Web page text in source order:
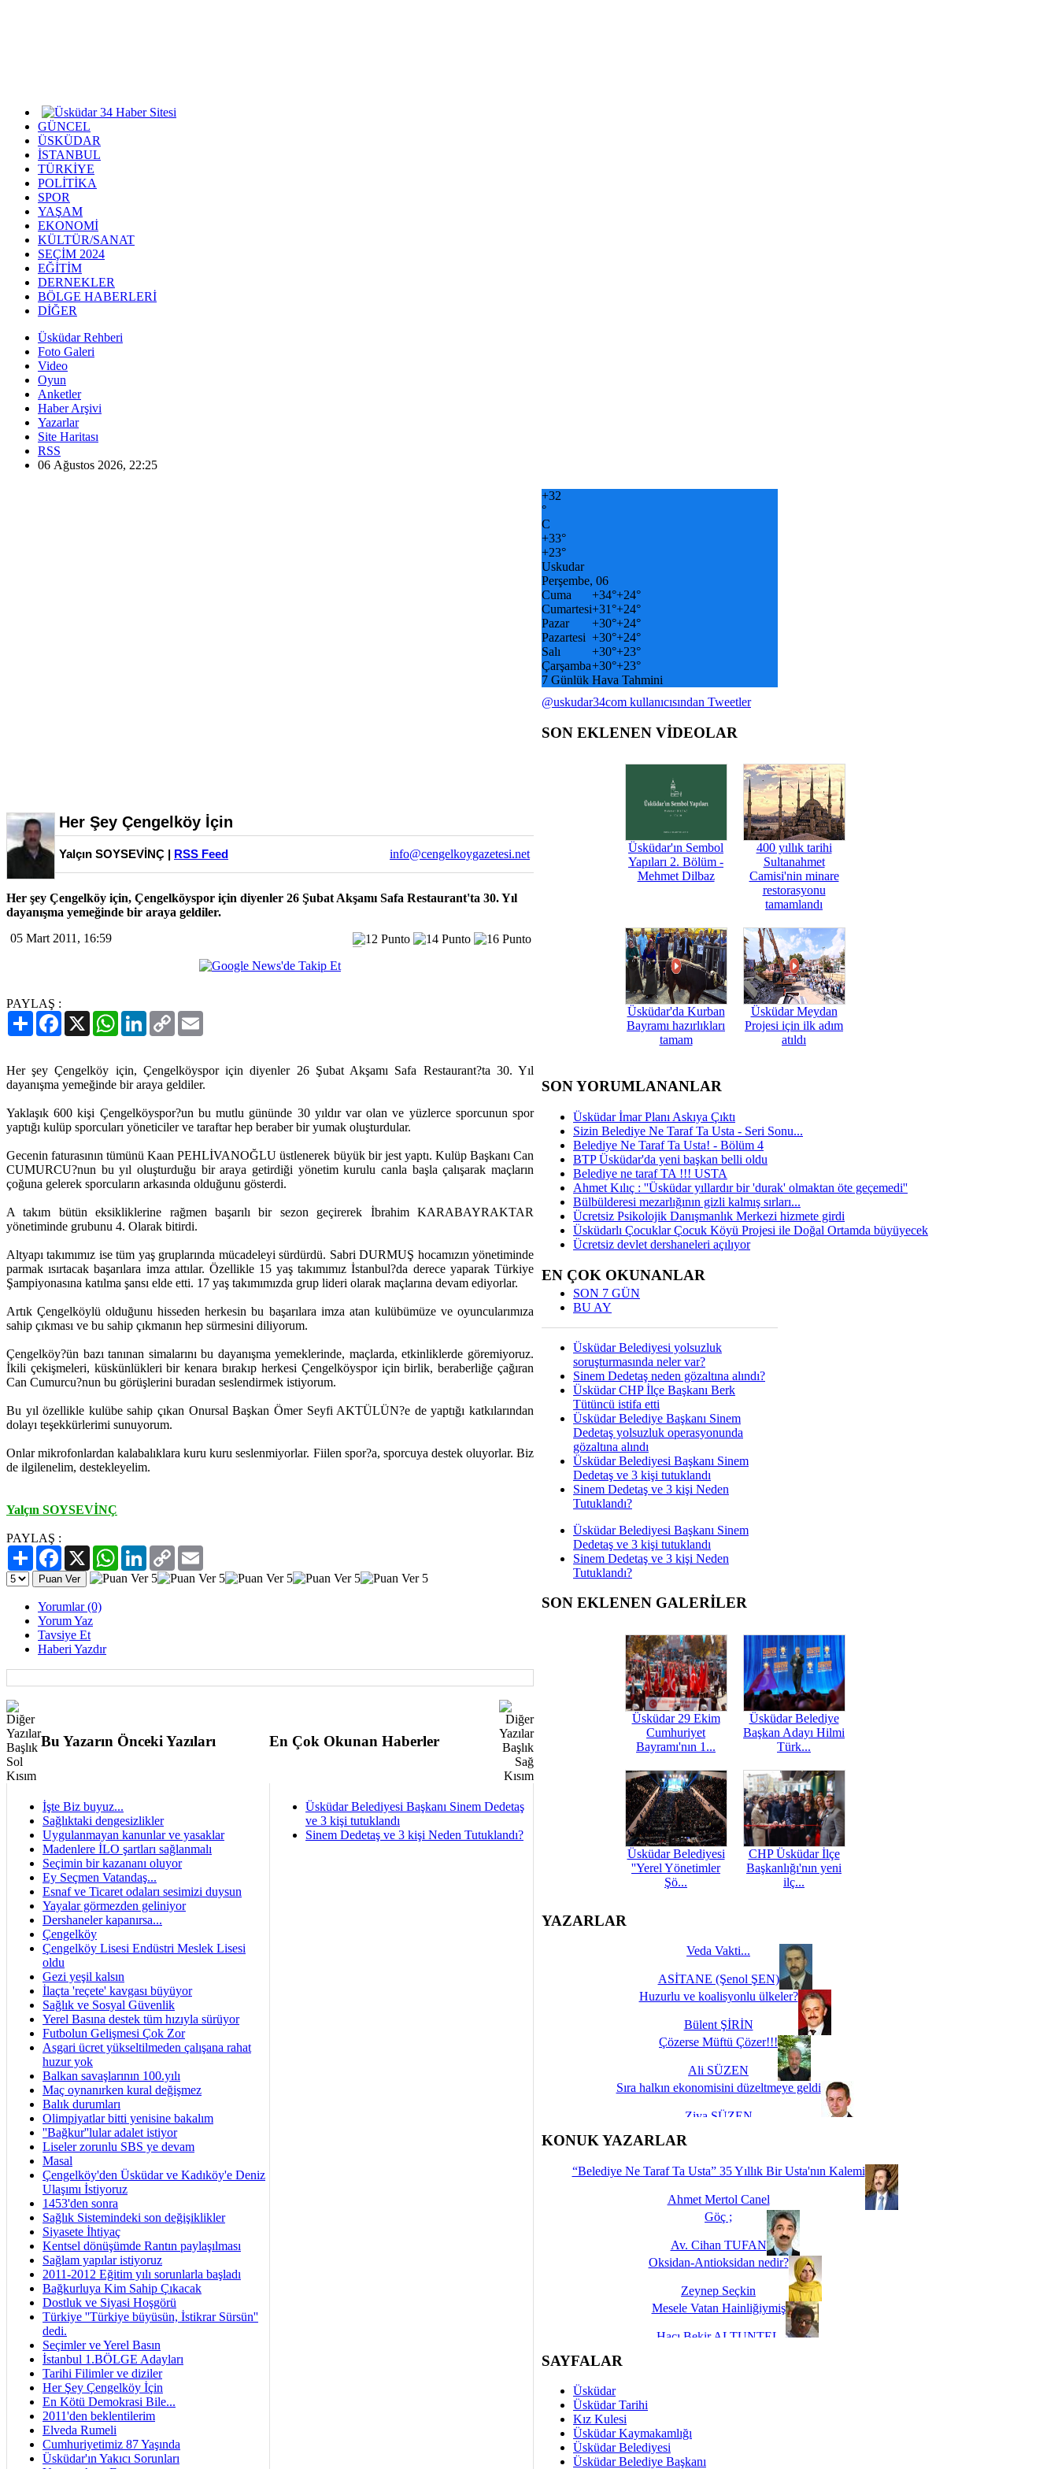
GÜNCEL
ÜSKÜDAR
İSTANBUL
TÜRKİYE
POLİTİKA
SPOR
YAŞAM
EKONOMİ
KÜLTÜR/SANAT
SEÇİM 2024
EĞİTİM
DERNEKLER
BÖLGE HABERLERİ
DİĞER
Üsküdar Rehberi
Foto Galeri
Video
Oyun
Anketler
Haber Arşivi
Yazarlar
Site Haritası
RSS
06 Ağustos 2026, 22:25
Her Şey Çengelköy İçin
Yalçın SOYSEVİNÇ | RSS Feed info@cengelkoygazetesi.net
Her şey Çengelköy için, Çengelköyspor için diyenler 26 Şubat Akşamı Safa Restaurant'ta 30. Yıl
dayanışma yemeğinde bir araya geldiler.
05 Mart 2011, 16:59
PAYLAŞ :
PaylaşFacebook
X WhatsAppLinkedIn
Copy
Link
Her şey Çengelköy için, Çengelköyspor için diyenler 26 Şubat Akşamı Safa Restaurant?ta 30. Yıl
dayanışma yemeğinde bir araya geldiler.
Yaklaşık 600 kişi Çengelköyspor?un bu mutlu gününde 30 yıldır var olan ve yüzlerce sporcunun spor
yaptığı kulüp sporcuları yöneticiler ve taraftar hep beraber bir yumak oluşturdular.
Gecenin faturasının tümünü Kaan PEHLİVANOĞLU üstlenerek büyük bir jest yaptı. Kulüp Başkanı Can
CUMURCU?nun bu yıl oluşturduğu bir araya getirdiği yönetim kurulu canla başla çalışarak maçların
çoğuna gelerek sporcuların arkasında olduğunu gösterdi.
A takım bütün eksikliklerine rağmen başarılı bir sezon geçirerek İbrahim KARABAYRAKTAR
yönetiminde grubunu 4. Olarak bitirdi.
Altyapı takımımız ise tüm yaş gruplarında mücadeleyi sürdürdü. Sabri DURMUŞ hocamızın yönetiminde
parmak ısırtacak başarılara imza attılar. Özellikle 15 yaş takımımız İstanbul?da derece yaparak Türkiye
Şampiyonasına katılma şansı elde etti. 17 yaş takımımızda grup lideri olarak maçlarına devam ediyorlar.
Artık Çengelköylü olduğunu hisseden herkesin bu başarılara imza atan kulübümüze ve oyuncularımıza
sahip çıkması ve bu sahip çıkmanın hep sürmesini diliyorum.
Çengelköy?ün bazı tanınan simalarını bu dayanışma yemeklerinde, maçlarda, etkinliklerde göremiyoruz.
İkili çekişmeleri, küskünlükleri bir kenara bırakıp herkesi Çengelköyspor için birlik, beraberliğe çağıran
Can Cumurcu?nun bu görüşlerini buradan seslendirmek istiyorum.
Bu yıl özellikle kulübe sahip çıkan Onursal Başkan Ömer Seyfi AKTÜLÜN?e de yaptığı katkılarından
dolayı teşekkürlerimi sunuyorum.
Onlar mikrofonlardan kalabalıklara kuru kuru seslenmiyorlar. Fiilen spor?a, sporcuya destek oluyorlar. Biz
de ilgilenelim, destekleyelim.
Yalçın SOYSEVİNÇ
PAYLAŞ :
PaylaşFacebook
X WhatsAppLinkedIn
Copy
Link
Yorumlar (0)
Yorum Yaz
Tavsiye Et
Haberi Yazdır
Bu Yazarın Önceki Yazıları En Çok Okunan Haberler
İşte Biz buyuz...
Sağlıktaki dengesizlikler
Uygulanmayan kanunlar ve yasaklar
Madenlere İLO şartları sağlanmalı
Seçimin bir kazananı oluyor
Ey Seçmen Vatandaş...
Esnaf ve Ticaret odaları sesimizi duysun
Yayalar görmezden geliniyor
Dershaneler kapanırsa...
Çengelköy
Çengelköy Lisesi Endüstri Meslek Lisesi
oldu
Gezi yeşil kalsın
İlaçta 'reçete' kavgası büyüyor
Sağlık ve Sosyal Güvenlik
Yerel Basına destek tüm hızıyla sürüyor
Futbolun Gelişmesi Çok Zor
Asgari ücret yükseltilmeden çalışana rahat
huzur yok
Balkan savaşlarının 100.yılı
Maç oynanırken kural değişmez
Balık durumları
Olimpiyatlar bitti yenisine bakalım
''Bağkur''lular adalet istiyor
Liseler zorunlu SBS ye devam
Masal
Çengelköy'den Üsküdar ve Kadıköy'e Deniz
Ulaşımı İstiyoruz
1453'den sonra
Sağlık Sistemindeki son değişiklikler
Siyasete İhtiyaç
Kentsel dönüşümde Rantın paylaşılması
Sağlam yapılar istiyoruz
2011-2012 Eğitim yılı sorunlarla başladı
Bağkurluya Kim Sahip Çıkacak
Dostluk ve Siyasi Hoşgörü
Türkiye ''Türkiye büyüsün, İstikrar Sürsün''
dedi.
Seçimler ve Yerel Basın
İstanbul 1.BÖLGE Adayları
Tarihi Filimler ve diziler
Her Şey Çengelköy İçin
En Kötü Demokrasi Bile...
2011'den beklentilerim
Elveda Rumeli
Cumhuriyetimiz 87 Yaşında
Üsküdar'ın Yakıcı Sorunları
Üsküdar Belediyesi Başkanı Sinem Dedetaş
ve 3 kişi tutuklandı
Sinem Dedetaş ve 3 kişi Neden Tutuklandı?
+32
°
C
+33°
+23°
Uskudar
Perşembe, 06
Cuma
+34°+24°
Cumartesi+31°+24°
Pazar
+30°+24°
Pazartesi +30°+24°
Salı
+30°+23°
Çarşamba+30°+23°
7 Günlük Hava Tahmini
@uskudar34com kullanıcısından Tweetler
SON EKLENEN VİDEOLAR
Üsküdar'ın Sembol
Yapıları 2. Bölüm -
Mehmet Dilbaz
400 yıllık tarihi
Sultanahmet
Camisi'nin minare
restorasyonu
tamamlandı
Üsküdar'da Kurban
Bayramı hazırlıkları
tamam
Üsküdar Meydan
Projesi için ilk adım
atıldı
SON YORUMLANANLAR
Üsküdar İmar Planı Askıya Çıktı
Sizin Belediye Ne Taraf Ta Usta - Seri Sonu...
Belediye Ne Taraf Ta Usta! - Bölüm 4
BTP Üsküdar'da yeni başkan belli oldu
Belediye ne taraf TA !!! USTA
Ahmet Kılıç : ''Üsküdar yıllardır bir 'durak' olmaktan öte geçemedi''
Bülbülderesi mezarlığının gizli kalmış sırları...
Ücretsiz Psikolojik Danışmanlık Merkezi hizmete girdi
Üsküdarlı Çocuklar Çocuk Köyü Projesi ile Doğal Ortamda büyüyecek
Ücretsiz devlet dershaneleri açılıyor
EN ÇOK OKUNANLAR
SON 7 GÜN
BU AY
Üsküdar Belediyesi yolsuzluk
soruşturmasında neler var?
Sinem Dedetaş neden gözaltına alındı?
Üsküdar CHP İlçe Başkanı Berk
Tütüncü istifa etti
Üsküdar Belediye Başkanı Sinem
Dedetaş yolsuzluk operasyonunda
gözaltına alındı
Üsküdar Belediyesi Başkanı Sinem
Dedetaş ve 3 kişi tutuklandı
Sinem Dedetaş ve 3 kişi Neden
Tutuklandı?
Üsküdar Belediyesi Başkanı Sinem
Dedetaş ve 3 kişi tutuklandı
Sinem Dedetaş ve 3 kişi Neden
Tutuklandı?
SON EKLENEN GALERİLER
Üsküdar 29 Ekim
Cumhuriyet
Bayramı'nın 1...
Üsküdar Belediye
Başkan Adayı Hilmi
Türk...
Üsküdar Belediyesi
''Yerel Yönetimler
Şö...
CHP Üsküdar İlçe
Başkanlığı'nın yeni
ilç...
YAZARLAR
Veda Vakti...
ASİTANE (Şenol ŞEN)
Huzurlu ve koalisyonlu ülkeler?
Bülent ŞİRİN
Çözerse Müftü Çözer!!!
Ali SÜZEN
Sıra halkın ekonomisini düzeltmeye geldi
Ziya SÜZEN
İşte Biz buyuz...
KONUK YAZARLAR
“Belediye Ne Taraf Ta Usta” 35 Yıllık Bir Usta'nın Kalemi
Ahmet Mertol Canel
Göç ;
Av. Cihan TUFAN
Oksidan-Antioksidan nedir?
Zeynep Seçkin
Mesele Vatan Hainliğiymiş
Hacı Bekir ALTUNTEL
Dünya Fani, Ama Kısa Bir Süre De Olsa Burdayız
Savaş ŞENEL
Hukukun Adaleti Kalmadı Üstadım!
SAYFALAR
Üsküdar
Üsküdar Tarihi
Kız Kulesi
Üsküdar Kaymakamlığı
Üsküdar Belediyesi
Üsküdar Belediye Başkanı